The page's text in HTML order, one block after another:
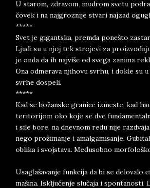
U starom, zdravom, mudrom svetu
čovek i na najgroznije stvari najzad
*****
Svet je gigantska, premda ponešto
Ljudi su u njoj tek strojevi za
je onda da ih najviše od svega zanima
Ona odmerava njihovu svrhu, i dokle su
svrhe dospeli.
*****
Kad se božanske granice izmeste, kad
teritorijom oko koje se dve
i sile bore, na dnevnom redu nije
nego prožimanje i amalgamisanje.
oblika i svojstava. Međusobno
Usaglašavanje funkcija da bi se delovalo
mašina. Isključenje slučaja i spontanosti.